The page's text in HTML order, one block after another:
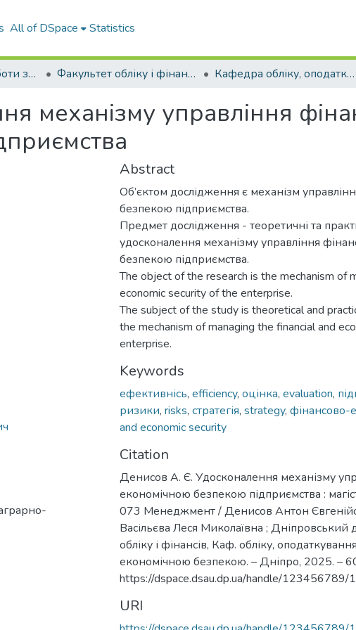
All of DSpace Statistics
Кваліфікаційні роботи здобувачів вищої освіти Факультет обліку і фінансів Кафедра обліку, оподаткування та управління фінансово-економічною безпекою . Магістри
механізму управління
Abstract
Об’єктом дослідження є механізм
безпекою підприємства.
Предмет дослідження - теоретичні та
удосконалення механізму управління
безпекою підприємства.
The object of the research is the mechanism of
economic security of the enterprise.
The subject of the study is theoretical and
the mechanism of managing the financial and
enterprise.
Keywords
ефективнісь, efficiency, оцінка, evaluation,
ризики, risks, стратегія, strategy, фінансово-
and economic security
Citation
Денисов А. Є. Удосконалення механізму
економічною безпекою підприємства :
073 Менеджмент / Денисов Антон
Васільєва Леся Миколаївна ;
обліку і фінансів, Каф. обліку,
економічною безпекою. – Дніпро, 2025. –
https://dspace.dsau.dp.ua/handle/123456789/
URI